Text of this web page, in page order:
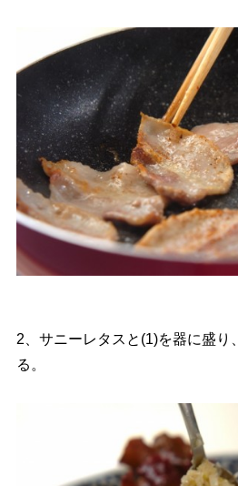
2、サニーレタスと(1)を器に盛り
る。